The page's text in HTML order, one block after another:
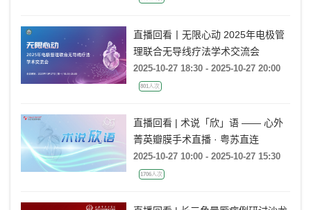
直播回看丨无限心动 2025年电极管
理联合无导线疗法学术交流会
2025-10-27 18:30 - 2025-10-27 20:00
801人次
直播回看 | 术说「欣」语 —— 心外
菁英瓣膜手术直播 · 粤苏直连
2025-10-27 10:00 - 2025-10-27 15:30
1706人次